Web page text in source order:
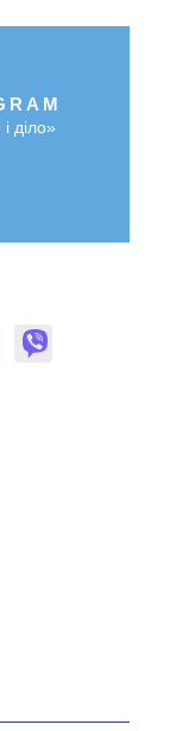
діло»